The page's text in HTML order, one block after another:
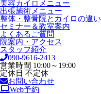
美容カイロメニュー
出張施術メニュー
整体・整骨院とカイロの違い
セミナー＆教室案内
よくあるご質問
院案内・アクセス
スタッフ紹介
090-9616-2413
営業時間 10:00～19:00
定休日 不定休
お問い合わせ
Web予約